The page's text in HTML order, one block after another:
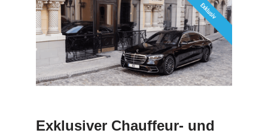
Exklusiver Chauffeur- und